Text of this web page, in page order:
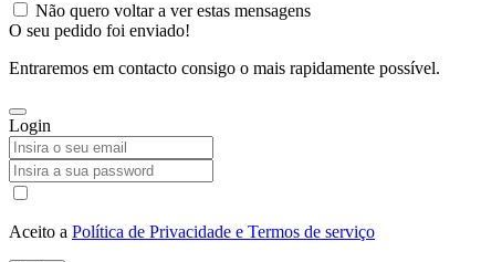
Não quero voltar a ver estas mensagens
O seu pedido foi enviado!
Entraremos em contacto consigo o mais rapidamente possível.
Login
Aceito a Política de Privacidade e Termos de serviço